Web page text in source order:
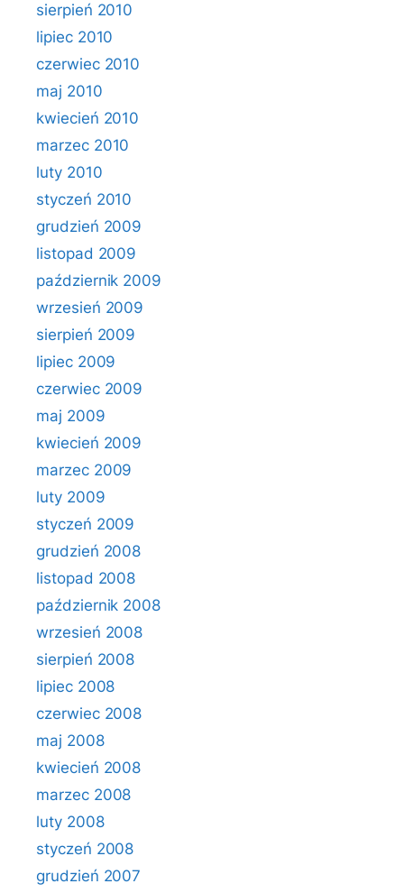
sierpień 2010
lipiec 2010
czerwiec 2010
maj 2010
kwiecień 2010
marzec 2010
luty 2010
styczeń 2010
grudzień 2009
listopad 2009
październik 2009
wrzesień 2009
sierpień 2009
lipiec 2009
czerwiec 2009
maj 2009
kwiecień 2009
marzec 2009
luty 2009
styczeń 2009
grudzień 2008
listopad 2008
październik 2008
wrzesień 2008
sierpień 2008
lipiec 2008
czerwiec 2008
maj 2008
kwiecień 2008
marzec 2008
luty 2008
styczeń 2008
grudzień 2007